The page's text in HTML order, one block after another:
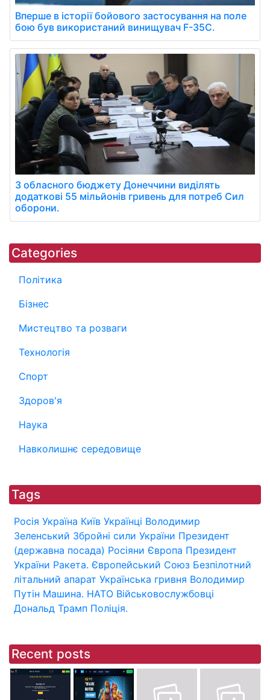
Вперше в історії бойового застосування на поле
бою був використаний винищувач F-35C.
З обласного бюджету Донеччини виділять
додаткові 55 мільйонів гривень для потреб Сил
оборони.
Categories
Політика
Бізнес
Мистецтво та розваги
Технологія
Спорт
Здоров'я
Наука
Навколишнє середовище
Tags
Росія Україна Київ Українці Володимир
Зеленський Збройні сили України Президент
(державна посада) Росіяни Європа Президент
України Ракета. Європейський Союз Безпілотний
літальний апарат Українська гривня Володимир
Путін Машина. НАТО Військовослужбовці
Дональд Трамп Поліція.
Recent posts